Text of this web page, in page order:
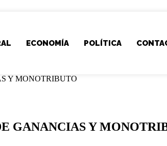
ECONOMÍA POLÍTICA
Y MONOTRIBUTO
GANANCIAS Y